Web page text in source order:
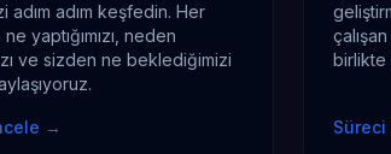
adım adım keşfedin. Her
yaptığımızı, neden
ve sizden ne beklediğimizi
→
birlikte